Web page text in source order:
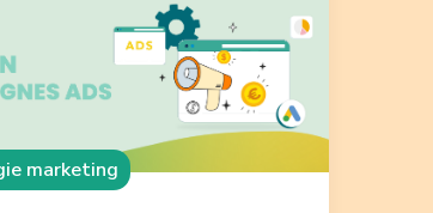
marketing